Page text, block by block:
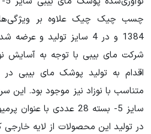
چسب چیک چیک علاوه بر
شرکت مای بیبی با توجه به آسایش
متناسب با نوزاد نیز موجود بود. این
در تولید این محصولات از لایه خارجی